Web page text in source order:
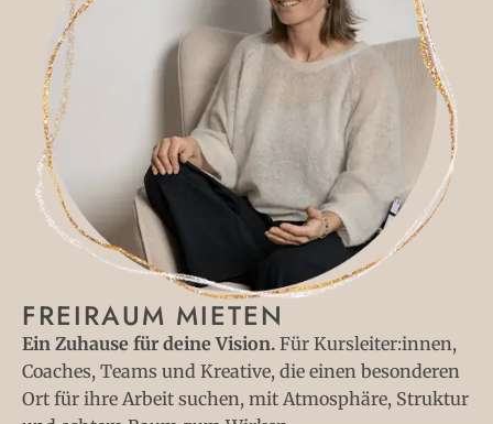
FREIRAUM MIETEN
Ein Zuhause für deine Vision. Für Kursleiter:innen,
Coaches, Teams und Kreative, die einen besonderen
Ort für ihre Arbeit suchen, mit Atmosphäre, Struktur